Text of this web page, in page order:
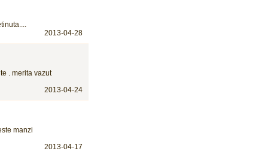
2013-04-28
. merita vazut
2013-04-24
manzi
2013-04-17